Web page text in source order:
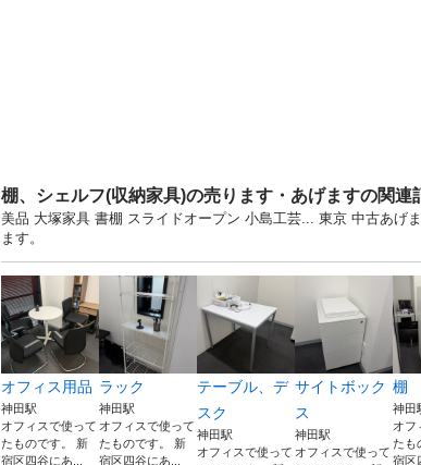
棚、シェルフ(収納家具)の売ります・あげますの関連
美品 大塚家具 書棚 スライドオープン 小島工芸... 東京 中古あげ
ます。
オフィス用品
神田駅
オフィスで使って
たものです。 新
宿区四谷にあ...
ラック
神田駅
オフィスで使って
たものです。 新
宿区四谷にあ...
テーブル、デ
スク
神田駅
オフィスで使って
サイトボック
ス
神田駅
オフィスで使って
棚
神田
オフ
たも
宿区